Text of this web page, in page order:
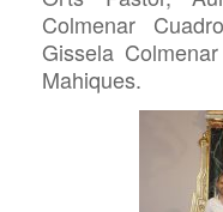
Colmenar
Gissela
Mahiques.